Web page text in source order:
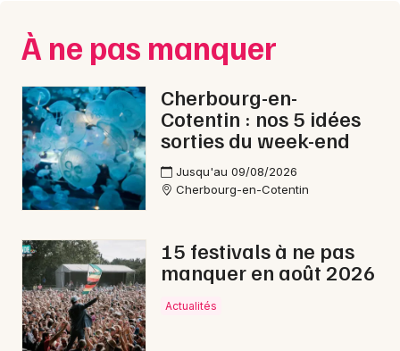
À ne pas manquer
Cherbourg-en-
Cotentin : nos 5 idées
sorties du week-end
Jusqu'au 09/08/2026
Cherbourg-en-Cotentin
15 festivals à ne pas
manquer en août 2026
Actualités